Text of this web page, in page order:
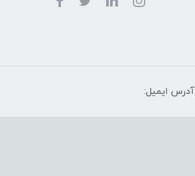
آدرس ایمیل: